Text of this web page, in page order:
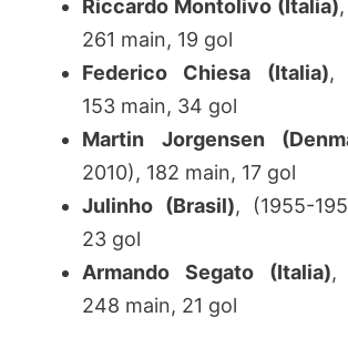
Riccardo Montolivo (Italia)
261 main, 19 gol
Federico Chiesa (Italia),
153 main, 34 gol
Martin Jorgensen
2010), 182 main, 17 gol
Julinho (Brasil), (1955-
23 gol
Armando Segato (Italia),
248 main, 21 gol